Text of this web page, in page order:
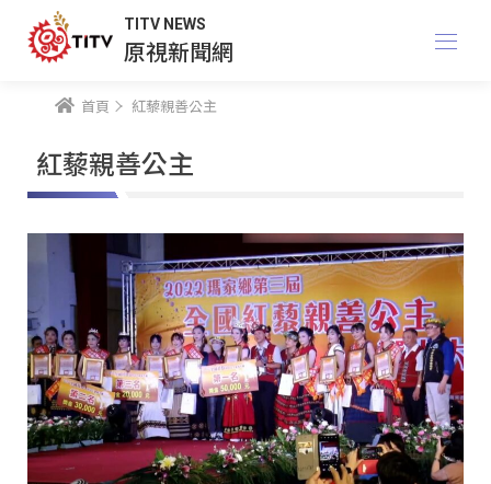
TITV NEWS
原視新聞網
首頁 紅藜親善公主
紅藜親善公主